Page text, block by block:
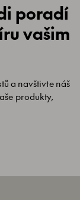
poradí
vašim
a navštivte náš
produkty,